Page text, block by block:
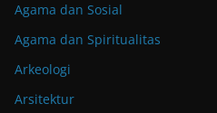
Agama dan Sosial
Agama dan Spiritualitas
Arkeologi
Arsitektur